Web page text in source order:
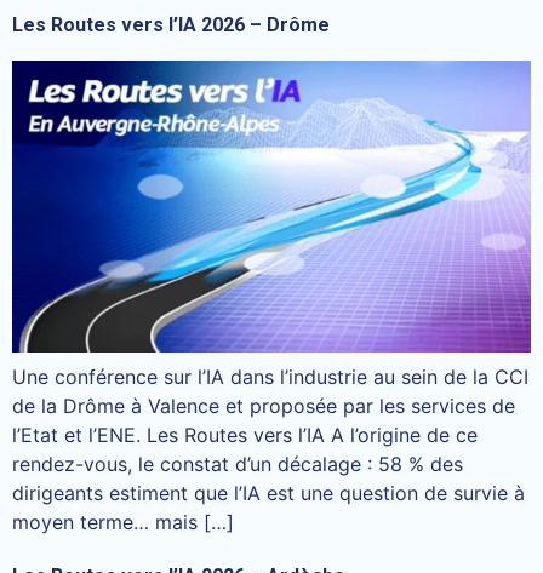
Les Routes vers l’IA 2026 – Drôme
Une conférence sur l’IA dans l’industrie au sein de la CCI
de la Drôme à Valence et proposée par les services de
l’Etat et l’ENE. Les Routes vers l’IA A l’origine de ce
rendez-vous, le constat d’un décalage : 58 % des
dirigeants estiment que l’IA est une question de survie à
moyen terme… mais […]